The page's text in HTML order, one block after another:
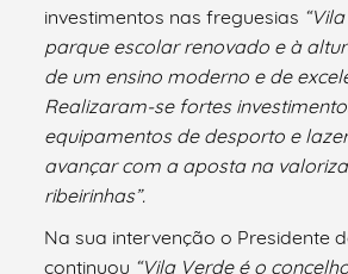
investimentos nas freguesias “
parque escolar renovado e à
de um ensino moderno e de
Realizaram-se fortes
equipamentos de desporto e
avançar com aaposta na
ribeirinhas”.
Na sua intervenção o Presidente
continuou “Vila Verde é o